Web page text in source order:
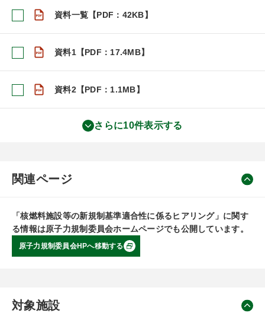
資料一覧【PDF：42KB】
資料1【PDF：17.4MB】
資料2【PDF：1.1MB】
さらに10件表示する
関連ページ
「核燃料施設等の新規制基準適合性に係るヒアリング」に関す
る情報は原子力規制委員会ホームページでも公開しています。
原子力規制委員会HPへ移動する
対象施設